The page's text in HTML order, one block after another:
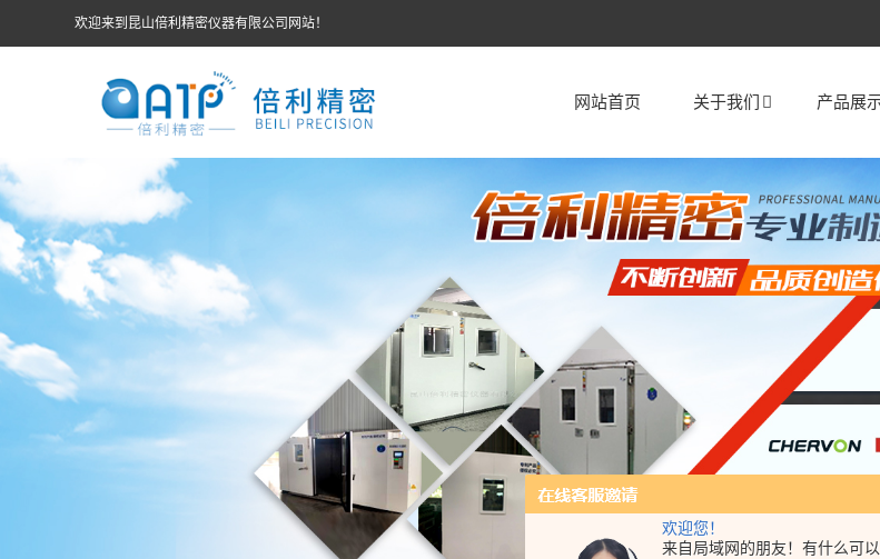
欢迎您！
来自局域网的朋友！有什么可
欢迎来到昆山倍利精密仪器有限公司网站！
网站首页 关于我们 产品展